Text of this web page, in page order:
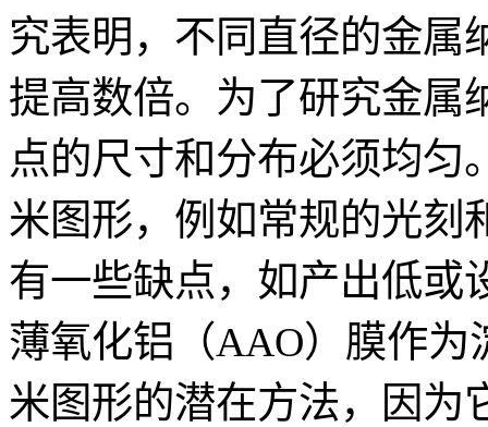
究表明，不同直径的金属
提高数倍。为了研究金属
点的尺寸和分布必须均匀
米图形，例如常规的光刻
有一些缺点，如产出低或
薄氧化铝（AAO）膜作
米图形的潜在方法，因为